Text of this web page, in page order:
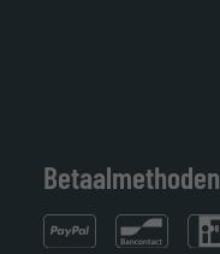
Betaalmethoden